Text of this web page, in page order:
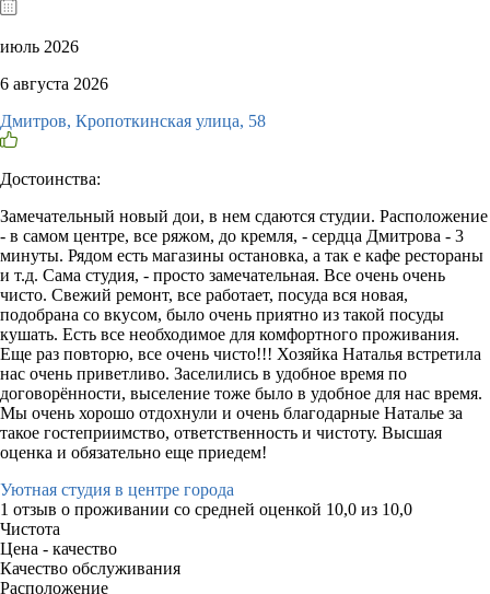
июль 2026
6 августа 2026
Дмитров, Кропоткинская улица, 58
Достоинства:
Замечательный новый дои, в нем сдаются студии. Расположение
- в самом центре, все ряжом, до кремля, - сердца Дмитрова - 3
минуты. Рядом есть магазины остановка, а так е кафе рестораны
и т.д. Сама студия, - просто замечательная. Все очень очень
чисто. Свежий ремонт, все работает, посуда вся новая,
подобрана со вкусом, было очень приятно из такой посуды
кушать. Есть все необходимое для комфортного проживания.
Еще раз повторю, все очень чисто!!! Хозяйка Наталья встретила
нас очень приветливо. Заселились в удобное время по
договорённости, выселение тоже было в удобное для нас время.
Мы очень хорошо отдохнули и очень благодарные Наталье за
такое гостеприимство, ответственность и чистоту. Высшая
оценка и обязательно еще приедем!
Уютная студия в центре города
1 отзыв о проживании со средней оценкой 10,0 из 10,0
Чистота
Цена - качество
Качество обслуживания
Расположение